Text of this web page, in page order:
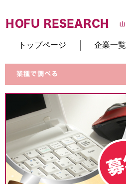
トップページ 企業一覧